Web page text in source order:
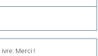
Merci !